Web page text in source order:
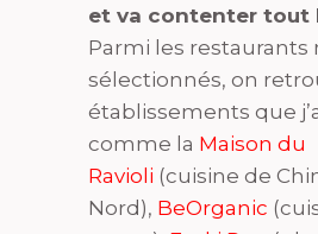
et va contenter tout
Parmi les restaurants
sélectionnés, on
établissements que
comme la Maison du
Ravioli (cuisine de
Nord), BeOrganic